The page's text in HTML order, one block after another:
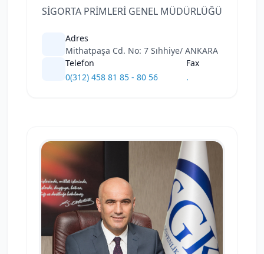
SİGORTA PRİMLERİ GENEL MÜDÜRLÜĞÜ
Adres
Mithatpaşa Cd. No: 7 Sıhhiye/ ANKARA
Telefon
0(312) 458 81 85 - 80 56
Fax
.